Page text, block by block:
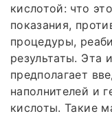
кислотой: что
показания,
процедуры,
результаты. Эта
предполагает
наполнителей и
кислоты. Такие